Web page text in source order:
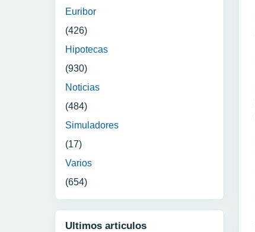
Euribor
(426)
Hipotecas
(930)
Noticias
(484)
Simuladores
(17)
Varios
(654)
Ultimos articulos